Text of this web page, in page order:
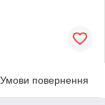
Умови повернення